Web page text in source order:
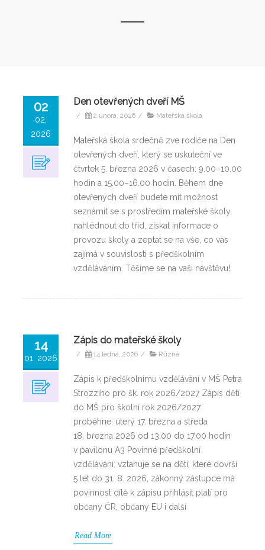
02
02,
2026
Den otevřených dveří MŠ
/ 2 února, 2026 / Mateřská škola
Mateřská škola srdečně zve rodiče na Den
otevřených dveří, který se uskuteční ve
čtvrtek 5. března 2026 v časech: 9.00–10.00
hodin a 15.00–16.00 hodin. Během dne
otevřených dveří budete mít možnost
seznámit se s prostředím mateřské školy,
nahlédnout do tříd, získat informace o
provozu školy a zeptat se na vše, co vás
zajímá v souvislosti s předškolním
vzděláváním. Těšíme se na vaši návštěvu!
14
01, 2026
Zápis do mateřské školy
/ 14 ledna, 2026 / Různé
Zápis k předškolnímu vzdělávání v MŠ Petra
Strozziho pro šk. rok 2026/2027 Zápis dětí
do MŠ pro školní rok 2026/2027
proběhne: úterý 17. března a středa
18. března 2026 od 13.00 do 17.00 hodin
v pavilonu A3 Povinné předškolní
vzdělávání: vztahuje se na děti, které dovrší
5 let do 31. 8. 2026, zákonný zástupce má
povinnost dítě k zápisu přihlásit platí pro
občany ČR, občany EU i další
Read More